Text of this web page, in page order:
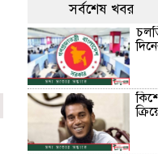
সর্বশেষ খবর